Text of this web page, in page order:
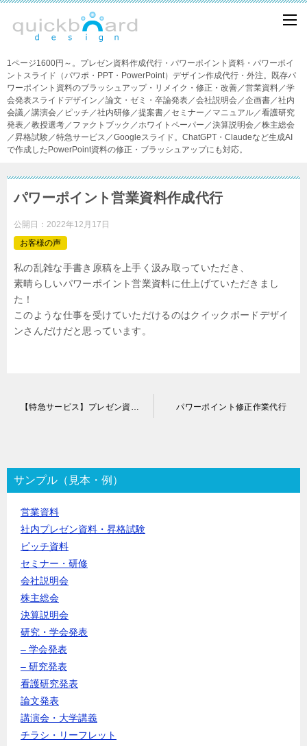
1ページ1600円～。プレゼン資料作成代行・パワーポイント資料・パワーポイ
ントスライド（パワポ・PPT・PowerPoint）デザイン作成代行・外注。既存パ
ワーポイント資料のブラッシュアップ・リメイク・修正・改善／営業資料／学
会発表スライドデザイン／論文・ゼミ・卒論発表／会社説明会／企画書／社内
会議／講演会／ピッチ／社内研修／提案書／セミナー／マニュアル／看護研究
発表／教授選考／ファクトブック／ホワイトペーパー／決算説明会／株主総会
／昇格試験／特急サービス／Googleスライド。ChatGPT・Claudeなど生成AI
で作成したPowerPoint資料の修正・ブラッシュアップにも対応。
パワーポイント営業資料作成代行
公開日： 2022年12月17日
お客様の声
私の乱雑な手書き原稿を上手く汲み取っていただき、
素晴らしいパワーポイント営業資料に仕上げていただきまし
た！
このような仕事を受けていただけるのはクイックボードデザイ
ンさんだけだと思っています。
ゲ
ー
シ
パワーポイント修正作業代行
サンプル（見本・例）
営業資料
社内プレゼン資料・昇格試験
ピッチ資料
セミナー・研修
会社説明会
株主総会
決算説明会
研究・学会発表
– 学会発表
– 研究発表
看護研究発表
論文発表
講演会・大学講義
チラシ・リーフレット